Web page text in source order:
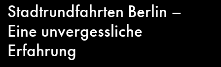
Stadtrundfahrten Berlin –
Eine unvergessliche
Erfahrung